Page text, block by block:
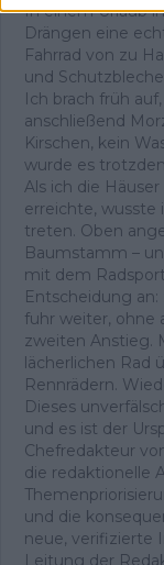
In einem Urlaub
Drängen eine
Fahrrad von zu
und
Ich brach früh
anschließend
Kirschen, kein
wurde es
Als ich die
erreichte, wusste
treten. Oben
Baumstamm –
mit dem
Entscheidung
fuhr weiter, ohne
zweiten Anstieg.
lächerlichen Rad
Rennrädern.
Dieses
und es ist der
Chefredakteur
die redaktionelle
und die
neue, verifizierte
Leitung der